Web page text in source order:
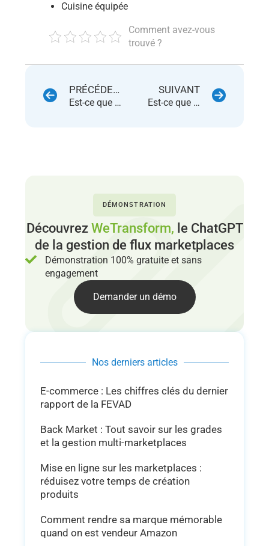
Cuisine équipée
Comment avez-vous
trouvé ?
PRÉCÉDENT
Est-ce que Cdiscount permet le paiement en plusieurs fois sans frais pour les achats Marketplace ?
SUIVANT
Est-ce que Fnac et Darty sont la même Marketplace ?
DÉMONSTRATION
Découvrez WeTransform, le ChatGPT
de la gestion de flux marketplaces
Démonstration 100% gratuite et sans
engagement
Demander un démo
Nos derniers articles
E-commerce : Les chiffres clés du dernier
rapport de la FEVAD
Back Market : Tout savoir sur les grades
et la gestion multi-marketplaces
Mise en ligne sur les marketplaces :
réduisez votre temps de création
produits
Comment rendre sa marque mémorable
quand on est vendeur Amazon